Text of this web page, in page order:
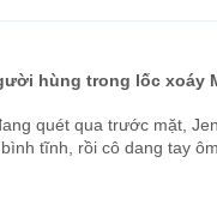
hùng trong lốc xoáy
quét qua trước mặt,
tĩnh, rồi cô dang tay